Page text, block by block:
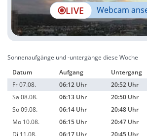
LIVE Webcam
Sonnenaufgänge und -untergänge diese Woche
Datum
Aufgang Untergang
Fr 07.08.
06:12 Uhr 20:52 Uhr
Sa 08.08.
06:13 Uhr 20:50 Uhr
So 09.08.
06:14 Uhr 20:48 Uhr
Mo 10.08.
06:15 Uhr 20:47 Uhr
Di 11.08.
06:17 Uhr 20:45 Uhr